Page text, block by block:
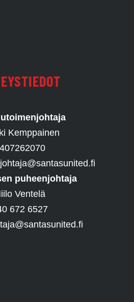
Kemppainen
puheenjohtaja
Ventelä
672 6527